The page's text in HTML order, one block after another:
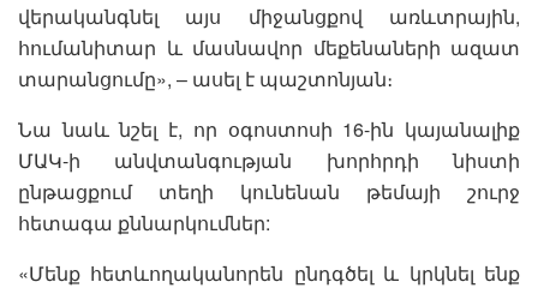
վերականգնել այս միջանցքով առևտրային,
հումանիտար և մասնավոր մեքենաների ազատ
տարանցումը», – ասել է պաշտոնյան։
Նա նաև նշել է, որ օգոստոսի 16-ին կայանալիք
ՄԱԿ-ի անվտանգության խորհրդի նիստի
ընթացքում տեղի կունենան թեմայի շուրջ
հետագա քննարկումներ:
«Մենք հետևողականորեն ընդգծել և կրկնել ենք